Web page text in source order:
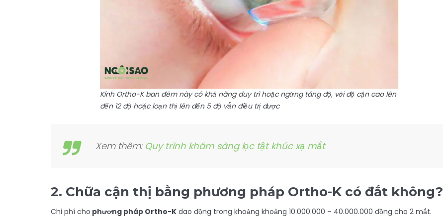
Kính Ortho-K ban đêm này có khả năng duy trì hoặc ngừng tăng độ, với độ cận cao lên
đến 12 độ hoặc loạn thị lên đến 5 độ vẫn điều trị được
Xem thêm: Quy trình khám sàng lọc tật khúc xạ mắt
2. Chữa cận thị bằng phương pháp Ortho-K có đắt không?
Chi phí cho phương pháp Ortho-K dao động trong khoảng khoảng 10.000.000 – 40.000.000 đồng cho 2 mắt.